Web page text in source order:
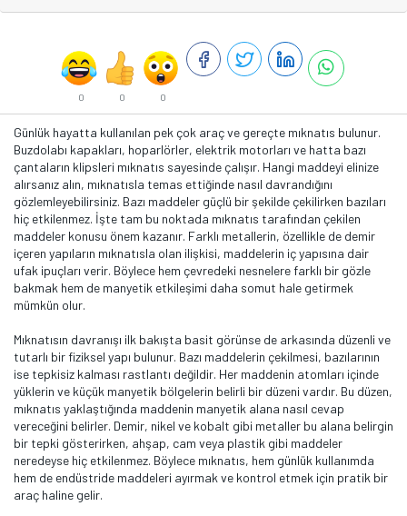
0 0 0
Günlük hayatta kullanılan pek çok araç ve gereçte mıknatıs bulunur.
Buzdolabı kapakları, hoparlörler, elektrik motorları ve hatta bazı
çantaların klipsleri mıknatıs sayesinde çalışır. Hangi maddeyi elinize
alırsanız alın, mıknatısla temas ettiğinde nasıl davrandığını
gözlemleyebilirsiniz. Bazı maddeler güçlü bir şekilde çekilirken bazıları
hiç etkilenmez. İşte tam bu noktada mıknatıs tarafından çekilen
maddeler konusu önem kazanır. Farklı metallerin, özellikle de demir
içeren yapıların mıknatısla olan ilişkisi, maddelerin iç yapısına dair
ufak ipuçları verir. Böylece hem çevredeki nesnelere farklı bir gözle
bakmak hem de manyetik etkileşimi daha somut hale getirmek
mümkün olur.
Mıknatısın davranışı ilk bakışta basit görünse de arkasında düzenli ve
tutarlı bir fiziksel yapı bulunur. Bazı maddelerin çekilmesi, bazılarının
ise tepkisiz kalması rastlantı değildir. Her maddenin atomları içinde
yüklerin ve küçük manyetik bölgelerin belirli bir düzeni vardır. Bu düzen,
mıknatıs yaklaştığında maddenin manyetik alana nasıl cevap
vereceğini belirler. Demir, nikel ve kobalt gibi metaller bu alana belirgin
bir tepki gösterirken, ahşap, cam veya plastik gibi maddeler
neredeyse hiç etkilenmez. Böylece mıknatıs, hem günlük kullanımda
hem de endüstride maddeleri ayırmak ve kontrol etmek için pratik bir
araç haline gelir.